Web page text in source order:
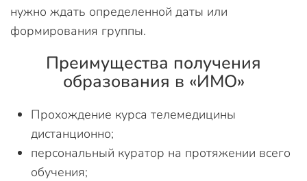
нужно ждать определенной даты или
формирования группы.
Преимущества получения
образования в «ИМО»
Прохождение курса телемедицины
дистанционно;
персональный куратор на протяжении всего
обучения;